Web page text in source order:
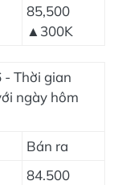
85,500
▲300K
- Thời gian
ngày hôm
Bán ra
84.500